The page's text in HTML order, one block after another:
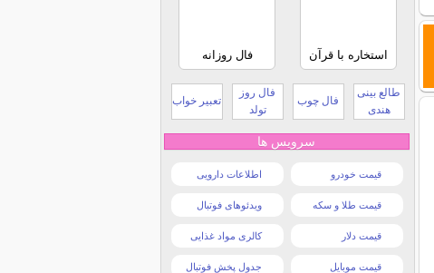
استخاره با قرآن فال روزانه
طالع بینی
هندی
فال چوب
فال روز
تولد
تعبیر خواب
سرویس ها
قیمت خودرو اطلاعات دارویی
قیمت طلا و سکه ویدئوهای فوتبال
قیمت دلار کالری مواد غذایی
قیمت موبایل جدول پخش فوتبال